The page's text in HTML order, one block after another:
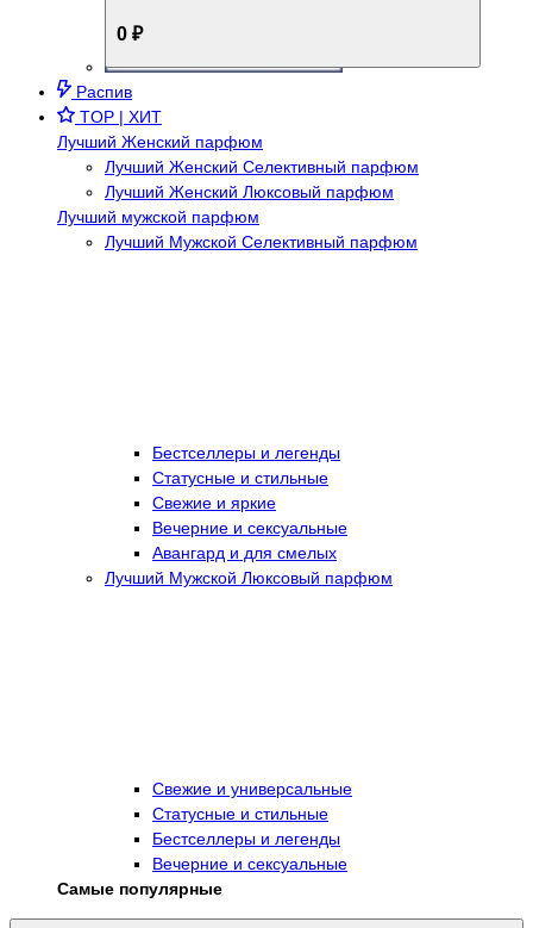
0 ₽
Распив
TOP | ХИТ
Лучший Женский парфюм
Лучший Женский Селективный парфюм
Лучший Женский Люксовый парфюм
Лучший мужской парфюм
Лучший Мужской Селективный парфюм
Бестселлеры и легенды
Статусные и стильные
Свежие и яркие
Вечерние и сексуальные
Авангард и для смелых
Лучший Мужской Люксовый парфюм
Свежие и универсальные
Статусные и стильные
Бестселлеры и легенды
Вечерние и сексуальные
Самые популярные